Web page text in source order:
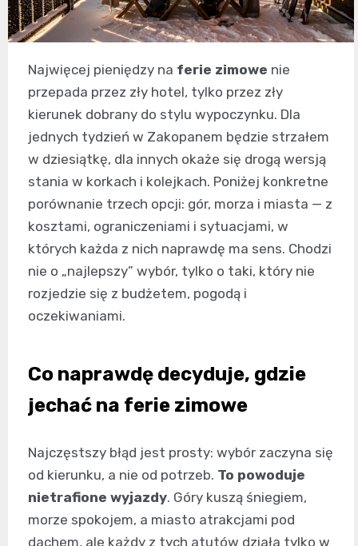
Najwięcej pieniędzy na ferie zimowe nie
przepada przez zły hotel, tylko przez zły
kierunek dobrany do stylu wypoczynku. Dla
jednych tydzień w Zakopanem będzie strzałem
w dziesiątkę, dla innych okaże się drogą wersją
stania w korkach i kolejkach. Poniżej konkretne
porównanie trzech opcji: gór, morza i miasta — z
kosztami, ograniczeniami i sytuacjami, w
których każda z nich naprawdę ma sens. Chodzi
nie o „najlepszy” wybór, tylko o taki, który nie
rozjedzie się z budżetem, pogodą i
oczekiwaniami.
Co naprawdę decyduje, gdzie
jechać na ferie zimowe
Najczęstszy błąd jest prosty: wybór zaczyna się
od kierunku, a nie od potrzeb. To powoduje
nietrafione wyjazdy. Góry kuszą śniegiem,
morze spokojem, a miasto atrakcjami pod
dachem, ale każdy z tych atutów działa tylko w